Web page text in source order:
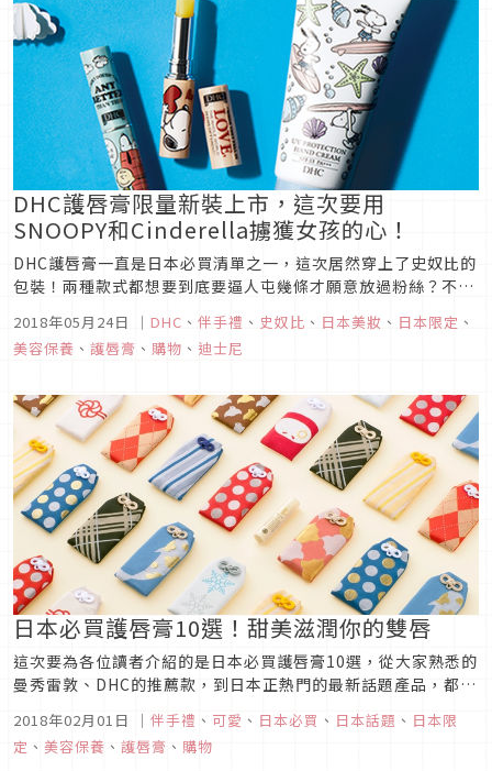
DHC護唇膏限量新裝上市，這次要用
SNOOPY和Cinderella擄獲女孩的心！
DHC護唇膏一直是日本必買清單之一，這次居然穿上了史奴比的
包裝！兩種款式都想要到底要逼人屯幾條才願意放過粉絲？不只
這個組合來呵護肌膚了。另外迪士尼系列也推出新款灰姑娘
Cinderella包裝系列，女孩兒一定要check！圖片來源史努比包
2018年05月24日 ｜ DHC 、 伴手禮 、 史奴比 、 日本美妝 、 日本限定 、
美容保養 、 護唇膏 、 購物 、 迪士尼
日本必買護唇膏10選！甜美滋潤你的雙唇
這次要為各位讀者介紹的是日本必買護唇膏10選，從大家熟悉的
曼秀雷敦、DHC的推薦款，到日本正熱門的最新話題產品，都會
2018年02月01日 ｜ 伴手禮 、 可愛 、 日本必買 、 日本話題 、 日本限
定 、 美容保養 、 護唇膏 、 購物